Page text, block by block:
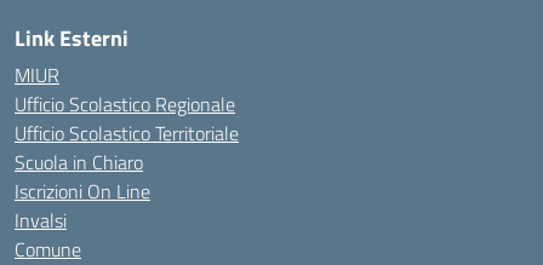
Link Esterni
MIUR
Ufficio Scolastico Regionale
Ufficio Scolastico Territoriale
Scuola in Chiaro
Iscrizioni On Line
Invalsi
Comune